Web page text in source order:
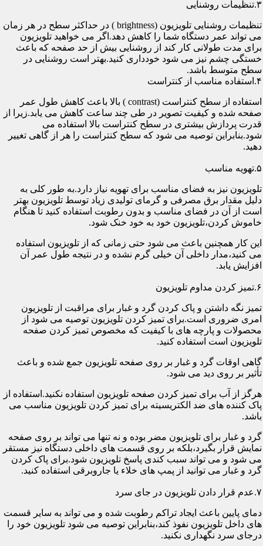
۳.تنظیمات روشنایی
تنظیمات روشنایی تلویزیون (brightness ) در حداکثر سطح در هر زمان
می تواند عمر دستگاه شما را کاهش دهد.اگر می خواهید تلویزیون
برای مدت طولانی کار کند از روشنایی بیش از حد صفحه که باعث
خستگی چشم نیز می شود خودداری کنید.بهتر است روشنایی در
سطح متوسط باشد.
۴.استفاده مناسب از کنتراست
استفاده از سطح کنتراست (contrast ) بالا باعث کاهش طول عمر
صفحه شده و کیفیت تصویر در طی چند ساعت کاهش می یابد.زیرا از
قدرت پردازش بیشتری در سطح کنتراست بالا استفاده می
شود.بنابراین توصیه می شود که سطح کنتراست را هر از گاهی تغییر
دهید.
۵.تهویه مناسب
تلویزیون نیز به فضای مناسب برای تهویه نیاز دارد.به طور کلی به
دلیل مقدار برق مصرفی و گرمای تولیدی زیاد توسط تلویزیون بهتر
است از آن در فضای مناسب و بدون رطوبت استفاده کنید تا هنگام
خاموش کردن،تلویزیون خود به خود خنک شود.
این کار همچنین باعث می شود حتی زمانی که از تلویزیون استفاده
می کنید،مدار داخلی آن خیلی گرم نشده و در نتیجه طول عمر آن
افزایش یابد.
۶.تمیز کردن مداوم تلویزیون
تمیز نگه داشتن و پاک کردن گرد و غبار برای مراقبت از تلویزیون
امری ضروری است.برای تمیز کردن تلویزیون توصیه می شود از
محصولات و پارچه های با کیفیت که مخصوص تمیز کردن صفحه
تلویزیون است استفاده کنید.
گاهی اوقات گرد و غبار بر روی صفحه تلویزیون جمع شده و باعث
تأثیر بر روی دید می شود.
هرگز از آب برای تمیز کردن صفحه تلویزیون استفاده نکنید.استفاده از
پاک کننده های ضد الکتریسیته برای تمیز کردن تلویزیون مناسب می
باشد.
گرد و غبار برای تلویزیون مضر بوده و نه تنها می تواند بر روی صفحه
نمایش قرار بگیرد،بلکه بر روی قسمت های داخلی دستگاه نیز مستقر
می شود و می تواند سبب کندی پاسخ تلویزیون شود.برای پاک کردن
گرد و غبار می توانید از پمپ های خلاء یا جاروبرقی استفاده کنید.
۷.عدم قرار دادن تلویزیون در جای سرد
دمای پایین باعث ایجاد تراکم رطوبت شده و می تواند به سایر قسمت
های داخل تلویزیون نفوذ کند،بنابراین توصیه می شود تلویزیون خود را
درجای سرد نگهداری نکنید.